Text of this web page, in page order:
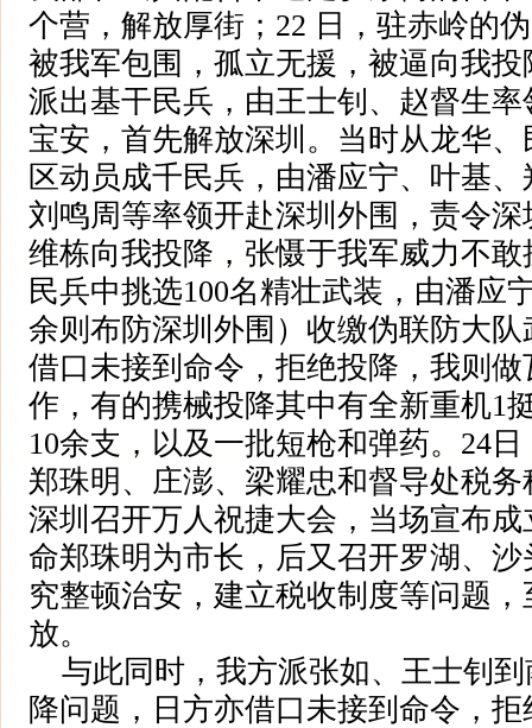
个营，解放厚街；22 日，驻赤岭的
被我军包围，孤立无援，被逼向我
派出基干民兵，由王士钊、赵督生
宝安，首先解放深圳。当时从龙华
区动员成千民兵，由潘应宁、叶基
刘鸣周等率领开赴深圳外围，责令
维栋向我投降，张慑于我军威力不敢
民兵中挑选100名精壮武装，由潘应
余则布防深圳外围）收缴伪联防大队
借口未接到命令，拒绝投降，我则
作，有的携械投降其中有全新重机1
10余支，以及一批短枪和弹药。24
郑珠明、庄澎、梁耀忠和督导处税
深圳召开万人祝捷大会，当场宣布
命郑珠明为市长，后又召开罗湖、
究整顿治安，建立税收制度等问题
放。
与此同时，我方派张如、王士钊到
降问题，日方亦借口未接到命令，